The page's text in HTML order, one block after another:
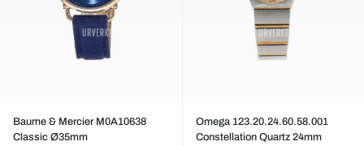
Baume & Mercier M0A10638
Classic Ø35mm
Omega 123.20.24.60.58.001
Constellation Quartz 24mm